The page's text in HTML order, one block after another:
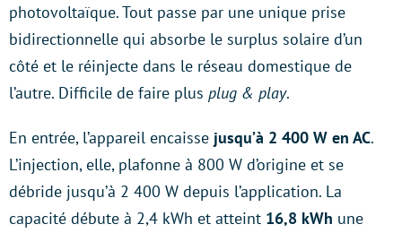
photovoltaïque. Tout passe par une unique prise
bidirectionnelle qui absorbe le surplus solaire d’un
côté et le réinjecte dans le réseau domestique de
l’autre. Difficile de faire plus plug & play.
En entrée, l’appareil encaisse jusqu’à 2 400 W en AC.
L’injection, elle, plafonne à 800 W d’origine et se
débride jusqu’à 2 400 W depuis l’application. La
capacité débute à 2,4 kWh et atteint 16,8 kWh une